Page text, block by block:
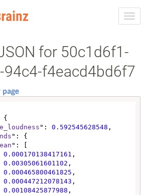
for 50c1d6f1-
f4eacd4bd6f7
{
": 0.592545628548 ,
": {
": [
0.000170138417161 ,
0.00305061601102 ,
0.000465800461825 ,
0.000447212078143 ,
0.00108425877988 ,